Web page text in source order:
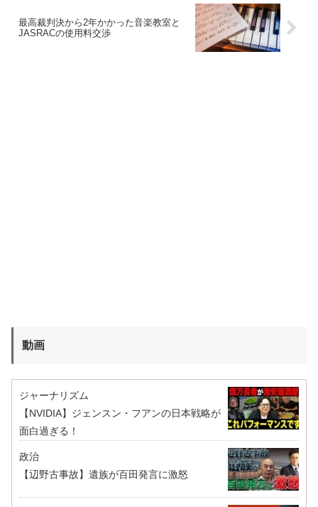
最高裁判決から2年かかった音楽教室と
JASRACの使用料交渉
動画
ジャーナリズム
【NVIDIA】ジェンスン・フアンの日本戦略が
面白過ぎる！
政治
【辺野古事故】遺族が百田発言に激怒